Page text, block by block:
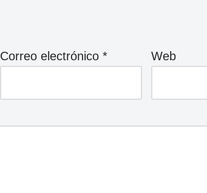
Correo electrónico * Web